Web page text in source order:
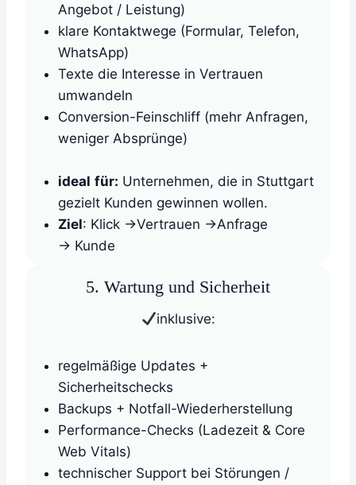
Angebot / Leistung)
klare Kontaktwege (Formular, Telefon,
WhatsApp)
Texte die Interesse in Vertrauen
umwandeln
Conversion-Feinschliff (mehr Anfragen,
weniger Absprünge)
ideal für: Unternehmen, die in Stuttgart
gezielt Kunden gewinnen wollen.
Ziel: Klick ->Vertrauen ->Anfrage
-> Kunde
5. Wartung und Sicherheit
inklusive:
regelmäßige Updates +
Sicherheitschecks
Backups + Notfall-Wiederherstellung
Performance-Checks (Ladezeit & Core
Web Vitals)
technischer Support bei Störungen /